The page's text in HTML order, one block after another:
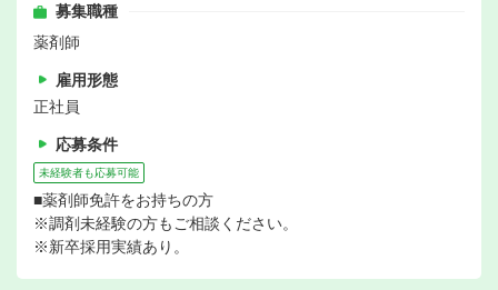
募集職種
薬剤師
雇用形態
正社員
応募条件
未経験者も応募可能
■薬剤師免許をお持ちの方
※調剤未経験の方もご相談ください。
※新卒採用実績あり。